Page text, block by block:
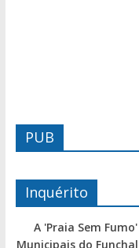
PUB
Inquérito
A 'Praia Sem
Municipais do